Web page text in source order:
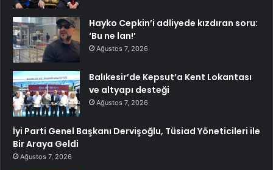
Hayko Cepkin’i adliyede kızdıran soru:
‘Bu ne lan!’
Ağustos 7, 2026
Balıkesir’de Kepsut’a Kent Lokantası
ve altyapı desteği
Ağustos 7, 2026
İyi Parti Genel Başkanı Dervişoğlu, Tüsiad Yöneticileri ile
Bir Araya Geldi
Ağustos 7, 2026